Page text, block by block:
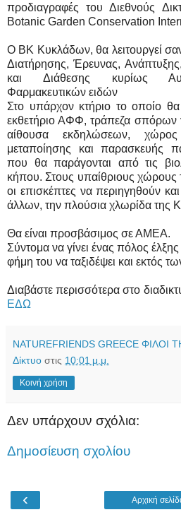
προδιαγραφές του Διεθνούς
Botanic Garden Conservation
Ο ΒΚ Κυκλάδων, θα λειτουργεί
Διατήρησης, Έρευνας,
και Διάθεσης κυρίως
Φαρμακευτικών ειδών
Στο υπάρχον κτήριο το οποίο θα
εκθετήριο ΑΦΦ, τράπεζα σπόρων
αίθουσα εκδηλώσεων, χώρος
μεταποίησης και παρασκευής
που θα παράγονται από τις
κήπου. Στους υπαίθριους
οι επισκέπτες να περιηγηθούν
άλλων, την πλούσια χλωρίδα της
Θα είναι προσβάσιμος σε ΑΜΕΑ.
Σύντομα να γίνει ένας πόλος
φήμη του να ταξιδέψει και εκτός
Διαβάστε περισσότερα στο
ΕΔΩ
NATUREFRIENDS GREECE ΦΙΛΟΙ
Δίκτυο στις 10:01 μ.μ.
Κοινή χρήση
Δεν υπάρχουν σχόλια:
Δημοσίευση σχολίου
‹ Αρχική